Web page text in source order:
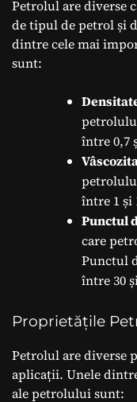
Petrolul are diverse
de tipul de petrol și
dintre cele mai
sunt:
între 0,7
între 1 și
Punctul
care
Punctul
între 30
Proprietățile
Petrolul are diverse
aplicații. Unele
ale petrolului sunt: